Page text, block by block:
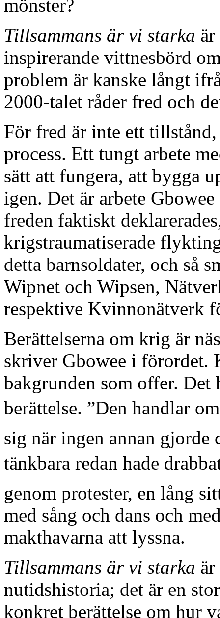
mönster?
Tillsammans är vi starka
inspirerande vittnesbörd
problem är kanske långt
2000-talet råder fred och
För fred är inte ett
process. Ett tungt arbete
sätt att fungera, att bygga
igen. Det är arbete
freden faktiskt
krigstraumatiserade
detta barnsoldater, och så
Wipnet och Wipsen,
respektive Kvinnonätverk
Berättelserna om krig är
skriver Gbowee i
bakgrunden som offer.
berättelse. ”Den handlar
sig när ingen annan gjorde
tänkbara redan hade
genom protester, en lång
med sång och dans och
makthavarna att lyssna.
Tillsammans är vi starka är
nutidshistoria; det är en
konkret berättelse om hur